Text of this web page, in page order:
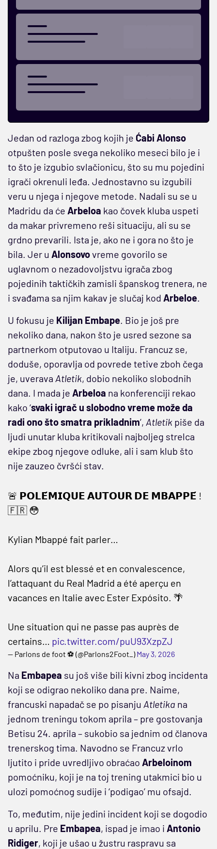
Jedan od razloga zbog kojih je Ćabi Alonso
otpušten posle svega nekoliko meseci bilo je i
to što je izgubio svlačionicu, što su mu pojedini
igrači okrenuli leđa. Jednostavno su izgubili
veru u njega i njegove metode. Nadali su se u
Madridu da će Arbeloa kao čovek kluba uspeti
da makar privremeno reši situaciju, ali su se
grdno prevarili. Ista je, ako ne i gora no što je
bila. Jer u Alonsovovreme govorilo se
uglavnom o nezadovoljstvu igrača zbog
pojedinih taktičkih zamisli španskog trenera, ne
i svađama sa njim kakav je slučaj kod Arbeloe.
U fokusu je Kilijan Embape. Bio je još pre
nekoliko dana, nakon što je usred sezone sa
partnerkom otputovao u Italiju. Francuz se,
doduše, oporavlja od povrede tetive zboh čega
je, uverava Atletik, dobio nekoliko slobodnih
dana. I mada je Arbeloa na konferenciji rekao
kako ‘svaki igrač u slobodno vreme može da
radi ono što smatra prikladnim’, Atletik piše da
ljudi unutar kluba kritikovali najboljeg strelca
ekipe zbog njegove odluke, ali i sam klub što
nije zauzeo čvršći stav.
🚨 𝗣𝗢𝗟𝗘́𝗠𝗜𝗤𝗨𝗘 𝗔𝗨𝗧𝗢𝗨𝗥 𝗗𝗘 𝗠𝗕𝗔𝗣𝗣𝗘́ !
🇫🇷 😳
Kylian Mbappé fait parler…
Alors qu’il est blessé et en convalescence,
l’attaquant du Real Madrid a été aperçu en
vacances en Italie avec Ester Expósito. 🌴
Une situation qui ne passe pas auprès de
certains… pic.twitter.com/puU93XzpZJ
— Parlons de foot ⚽ (@Parlons2Foot_)May 3, 2026
Na Embapea su još više bili kivni zbog incidenta
koji se odigrao nekoliko dana pre. Naime,
francuski napadač se po pisanju Atletika na
jednom treningu tokom aprila – pre gostovanja
Betisu 24. aprila – sukobio sa jednim od članova
trenerskog tima. Navodno se Francuz vrlo
ljutito i pride uvredljivo obraćao Arbeloinom
pomoćniku, koji je na toj trening utakmici bio u
ulozi pomoćnog sudije i ‘podigao’ mu ofsajd.
To, međutim, nije jedini incident koji se dogodio
u aprilu. Pre Embapea, ispad je imao i Antonio
Ridiger, koji je ušao u žustru raspravu sa